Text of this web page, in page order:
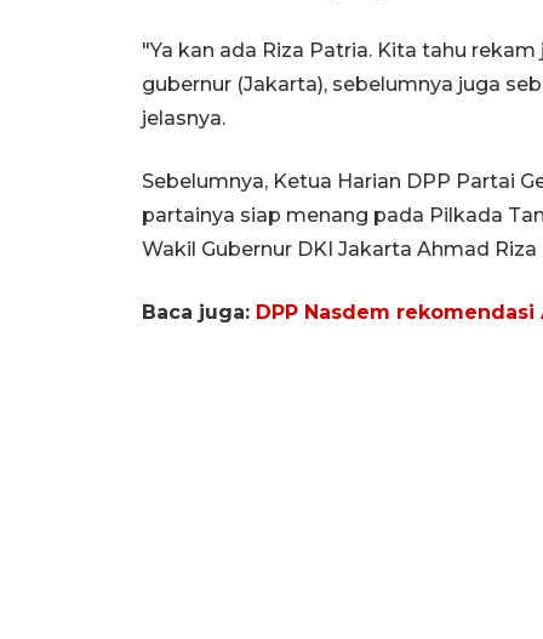
"Ya kan ada Riza Patria. Kita tahu
gubernur (Jakarta), sebelumnya juga
jelasnya.
Sebelumnya, Ketua Harian DPP Partai
partainya siap menang pada Pilkada
Wakil Gubernur DKI Jakarta Ahmad
Baca juga: DPP Nasdem